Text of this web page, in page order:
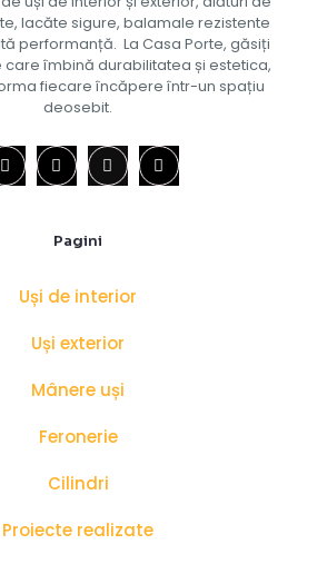
lacăte sigure, balamale rezistente
performanță. La Casa Porte, găsiți
îmbină durabilitatea și estetica,
fiecare încăpere într-un spațiu
deosebit.
Pagini
Uși de interior
Uși exterior
Mânere uși
Feronerie
Cilindri
Proiecte realizate